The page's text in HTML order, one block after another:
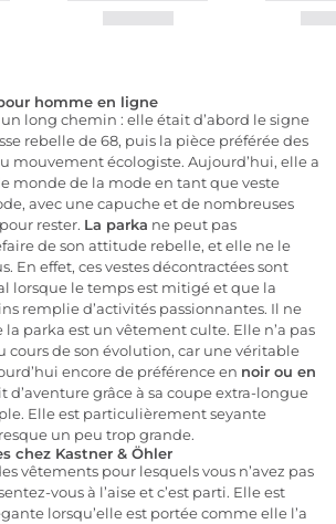
homme en ligne
long chemin : elle était d’abord le signe
rebelle de 68, puis la pièce préférée des
mouvement écologiste. Aujourd’hui, elle a
monde de la mode en tant que veste
avec une capuche et de nombreuses
rester. La parka ne peut pas
de son attitude rebelle, et elle ne le
En effet, ces vestes décontractées sont
lorsque le temps est mitigé et que la
remplie d’activités passionnantes. Il ne
parka est un vêtement culte. Elle n’a pas
cours de son évolution, car une véritable
encore de préférence en noir ou en
d’aventure grâce à sa coupe extra-longue
Elle est particulièrement seyante
un peu trop grande.
chez Kastner & Öhler
vêtements pour lesquels vous n’avez pas
vous à l’aise et c’est parti. Elle est
lorsqu’elle est portée comme elle l’a